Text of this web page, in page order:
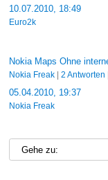
10.07.2010, 18:49
Euro2k
Nokia Maps Ohne
Nokia Freak| 2 Antworten
05.04.2010, 19:37
Nokia Freak